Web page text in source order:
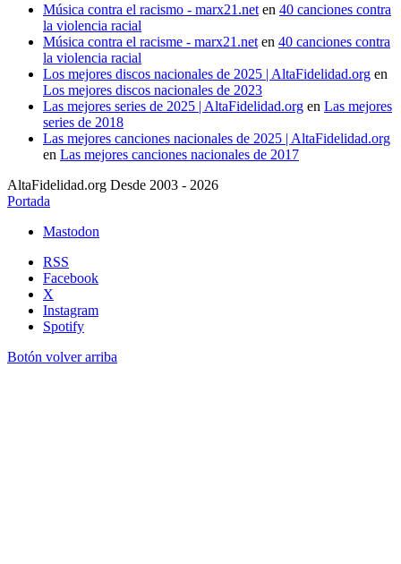
Música contra el racismo - marx21.net en 40 canciones contra
la violencia racial
Música contra el racisme - marx21.net en 40 canciones contra
la violencia racial
Los mejores discos nacionales de 2025 | AltaFidelidad.org en
Los mejores discos nacionales de 2023
Las mejores series de 2025 | AltaFidelidad.org en Las mejores
series de 2018
Las mejores canciones nacionales de 2025 | AltaFidelidad.org
en Las mejores canciones nacionales de 2017
AltaFidelidad.org Desde 2003 - 2026
Portada
Mastodon
RSS
Facebook
X
Instagram
Spotify
Botón volver arriba